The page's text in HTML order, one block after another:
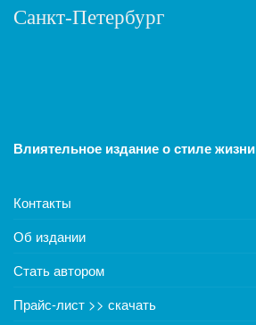
Санкт-Петербург
Влиятельное издание о стиле жизни
Контакты
Об издании
Стать автором
Прайс-лист >> скачать